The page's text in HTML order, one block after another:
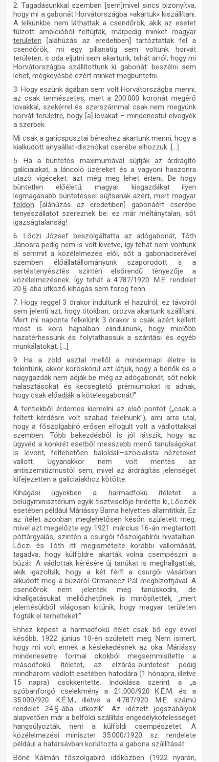
2. Tagadásunkkal szemben [sem]mivel sincs bizonyítva,
hogy mi a gabonát Horvátországba »akartuk« kiszállítani.
A lelkünkbe nem láthattak a csendőrök, akik az esetet
túlzott ambícióból felfújták, márpedig minket magyar
területen [aláhúzás az eredetiben] tartóztattak fel a
csendőrök, mi egy pillanatig sem voltunk horvát
területen, s oda eljutni sem akartunk, tehát arról, hogy mi
Horvátországba szállítottunk ki gabonát: beszélni sem
lehet, mégkevésbé ezért minket megbüntetni.
3. Hogy eszünk ágában sem volt Horvátországba menni,
az csak természetes, mert a 200.000 koronát megérő
lovakkal, szekérrel és szerszámmal csak nem megyünk
horvát területre, hogy [a] lovakat – mindenestül elvegyék
a szerbek.
Mi csak a garicspusztai béreshez akartunk menni, hogy a
kialkudott anyaállat-disznókat cserébe elhozzuk. […]
5. Ha a büntetés maximumával sújtják az árdrágító
galíciaiakat, a láncoló üzéreket és a vagyoni haszonra
utazó vigéceket: azt még meg lehet érteni. De hogy
büntetlen előéletű, magyar kisgazdákat ilyen
legmagasabb büntetéssel sújtsanak azért, mert magyar
földön [aláhúzás az eredetiben] gabonáért cserébe
tenyészállatot szereznek be: ez már méltánytalan, sőt
igazságtalanság!
6. Lőczi József beszolgáltatta az adógabonát, Tóth
Jánosra pedig nem is volt kivetve, így tehát nem vontunk
el semmit a közélelmezés elől, sőt a gabonacserével
szemben élőállatállományunk szaporodott s a
sertéstenyésztés szintén elsőrendű tényezője a
közélelmezésnek. Így tehát a 4.787/1920. M.E. rendelet
20.§-ába ütköző kihágás sem forog fenn.
7. Hogy reggel 3 órakor indultunk el hazulról, ez távolról
sem jelenti azt, hogy titokban, orozva akartunk szállítani.
Mert mi naponta felkelünk 3 órakor s csak azért kellett
most is kora hajnalban elindulnunk, hogy mielőbb
hazatérhessünk és folytathassuk a szántási és egyéb
munkálatokat. […]
9. Ha a zöld asztal mellől a mindennapi életre is
tekintünk, akkor köröskörül azt látjuk, hogy a bérlők és a
nagygazdák nem adják be még az adógabonát, sőt nekik
halasztásokat és kecsegtető prémiumokat is adnak,
hogy csak előadják a kötelesgabonát!”
A fentiekből érdemes kiemelni az első pontot („csak a
feltett kérdésre volt szabad felelnünk”), ami arra utal,
hogy a főszolgabíró erősen elfogult volt a vádlottakkal
szemben. Több bekezdésből is jól látszik, hogy az
ügyvéd a konkrét esetből messzebb menő tanulságokat
is levont, feltehetően baloldali–szocialista nézeteket
vallott. Ugyanakkor nem volt mentes az
antiszemitizmustól sem, mivel az árdrágítás jelenségét
kifejezetten a galíciaiakhoz kötötte.
Kihágási ügyekben a harmadfokú ítéletet a
belügyminisztérium egyik tisztviselője hirdette ki, Lőcziék
esetében például Máriássy Barna helyettes államtitkár. Ez
az ítélet azonban meglehetősen későn született meg,
mivel azt megelőzte egy 1921. március 16-án megtartott
póttárgyalás, szintén a csurgói főszolgabírói hivatalban.
Lőczi és Tóth itt megismételte korábbi vallomását,
tagadva, hogy külföldre akarták volna csempészni a
búzát. A vádlottak kérésére új tanúkat is meghallgattak,
akik igazolták, hogy a két férfi a csurgói vásárban
alkudott meg a búzáról Ormanecz Pál megbízottjával. A
csendőrök nem jelentek meg tanúskodni, de
kihallgatásukat mellőzhetőnek is minősítették, „mert
jelentésükből világosan kitűnik, hogy magyar területen
fogták el terhelteket.”
Ehhez képest a harmadfokú ítélet csak bő egy évvel
később, 1922. június 10-én született meg. Nem ismert,
hogy mi volt ennek a késlekedésnek az oka. Máriássy
mindenesetre formai okokból megsemmisítette a
másodfokú ítéletet, az elzárás-büntetést pedig
mindhárom vádlott esetében hatodára (1 hónapra, illetve
15 napra) csökkentette. Indoklása szerint a „a
szóbanforgó cselekmény a 21.000/920 K.É.M. és a
35.000/920. K.É.M., illetve a 4.787/920. M.E. számú
rendelet 24.§-ába ütközik”. Az idézett jogszabályok
alapvetően már a belföldi szállítás engedélykötelességét
hangsúlyozták, nem a külföldi csempészetet. A
közélelmezési miniszter 35.000/1920. sz. rendelete
például a határsávban korlátozta a gabona szállítását.
Bóné Kálmán főszolgabíró időközben (1922 nyarán,